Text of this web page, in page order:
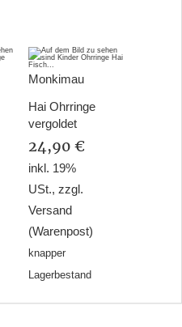
Monkimau
Hai Ohrringe
vergoldet
24,90 €
inkl. 19%
USt., zzgl.
Versand
(Warenpost)
knapper
Lagerbestand